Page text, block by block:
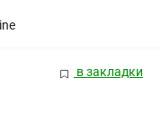
в закладки